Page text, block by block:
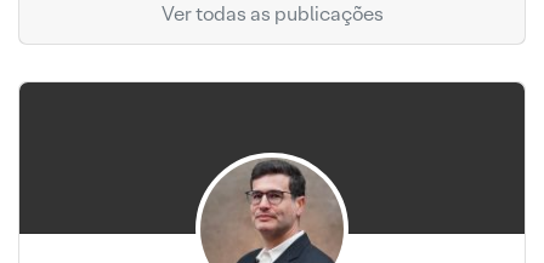
Ver todas as publicações